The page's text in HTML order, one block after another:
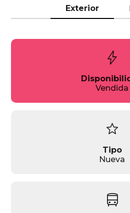
Exterior
bolt
Vendida
star
Tipo
Nueva
directions_bus